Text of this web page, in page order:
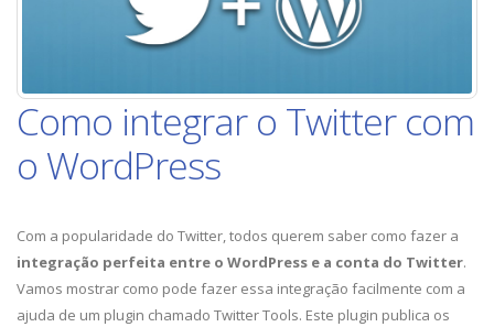
Como integrar o Twitter com
o WordPress
Com a popularidade do Twitter, todos querem saber como fazer a
integração perfeita entre o WordPress e a conta do Twitter.
Vamos mostrar como pode fazer essa integração facilmente com a
ajuda de um plugin chamado Twitter Tools. Este plugin publica os